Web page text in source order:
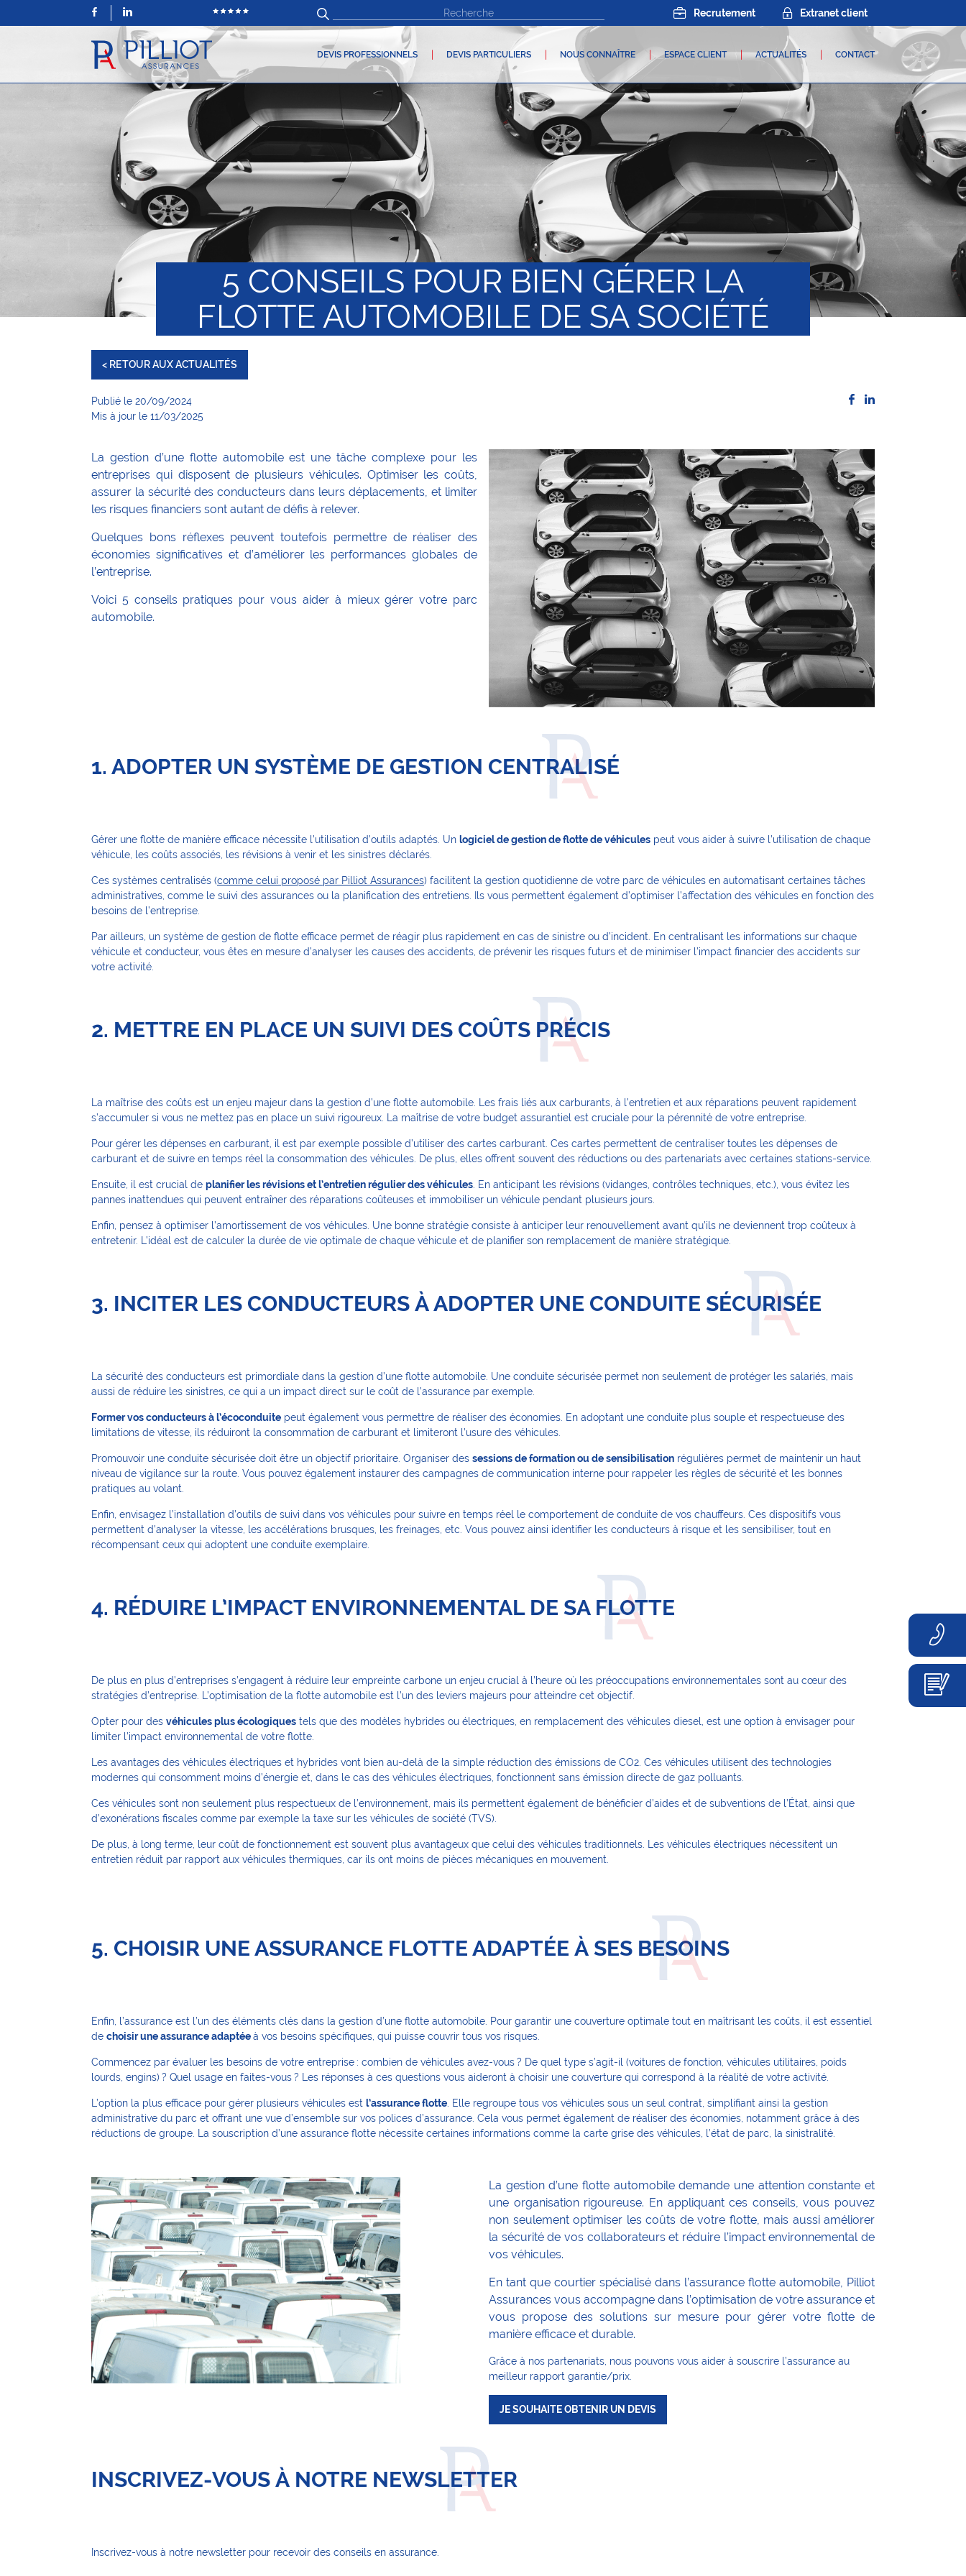
FacebookLinkedIn Recrutement Extranet client
DEVIS PROFESSIONNELS DEVIS PARTICULIERS NOUS CONNAÎTRE ESPACE CLIENT ACTUALITÉS CONTACT
5 CONSEILS POUR BIEN GÉRER LA
FLOTTE AUTOMOBILE DE SA SOCIÉTÉ
< RETOUR AUX ACTUALITÉS
Publié le 20/09/2024
Mis à jour le 11/03/2025
La gestion d’une flotte automobile est une tâche complexe pour les
entreprises qui disposent de plusieurs véhicules. Optimiser les coûts,
assurer la sécurité des conducteurs dans leurs déplacements, et limiter
les risques financiers sont autant de défis à relever.
Quelques bons réflexes peuvent toutefois permettre de réaliser des
économies significatives et d’améliorer les performances globales de
l’entreprise.
Voici 5 conseils pratiques pour vous aider à mieux gérer votre parc
automobile.
1. ADOPTER UN SYSTÈME DE GESTION CENTRALISÉ
Gérer une flotte de manière efficace nécessite l’utilisation d’outils adaptés. Un logiciel de gestion de flotte de véhicules peut vous aider à suivre l’utilisation de chaque
véhicule, les coûts associés, les révisions à venir et les sinistres déclarés.
Ces systèmes centralisés (comme celui proposé par Pilliot Assurances) facilitent la gestion quotidienne de votre parc de véhicules en automatisant certaines tâches
administratives, comme le suivi des assurances ou la planification des entretiens. Ils vous permettent également d’optimiser l’affectation des véhicules en fonction des
besoins de l’entreprise.
Par ailleurs, un système de gestion de flotte efficace permet de réagir plus rapidement en cas de sinistre ou d’incident. En centralisant les informations sur chaque
véhicule et conducteur, vous êtes en mesure d’analyser les causes des accidents, de prévenir les risques futurs et de minimiser l’impact financier des accidents sur
votre activité.
2. METTRE EN PLACE UN SUIVI DES COÛTS PRÉCIS
La maîtrise des coûts est un enjeu majeur dans la gestion d’une flotte automobile. Les frais liés aux carburants, à l’entretien et aux réparations peuvent rapidement
s’accumuler si vous ne mettez pas en place un suivi rigoureux. La maîtrise de votre budget assurantiel est cruciale pour la pérennité de votre entreprise.
Pour gérer les dépenses en carburant, il est par exemple possible d’utiliser des cartes carburant. Ces cartes permettent de centraliser toutes les dépenses de
carburant et de suivre en temps réel la consommation des véhicules. De plus, elles offrent souvent des réductions ou des partenariats avec certaines stations-service.
Ensuite, il est crucial de planifier les révisions et l’entretien régulier des véhicules . En anticipant les révisions (vidanges, contrôles techniques, etc.), vous évitez les
pannes inattendues qui peuvent entraîner des réparations coûteuses et immobiliser un véhicule pendant plusieurs jours.
Enfin, pensez à optimiser l’amortissement de vos véhicules. Une bonne stratégie consiste à anticiper leur renouvellement avant qu’ils ne deviennent trop coûteux à
entretenir. L’idéal est de calculer la durée de vie optimale de chaque véhicule et de planifier son remplacement de manière stratégique.
3. INCITER LES CONDUCTEURS À ADOPTER UNE CONDUITE SÉCURISÉE
La sécurité des conducteurs est primordiale dans la gestion d’une flotte automobile. Une conduite sécurisée permet non seulement de protéger les salariés, mais
aussi de réduire les sinistres, ce qui a un impact direct sur le coût de l’assurance par exemple.
Former vos conducteurs à l’écoconduite peut également vous permettre de réaliser des économies. En adoptant une conduite plus souple et respectueuse des
limitations de vitesse, ils réduiront la consommation de carburant et limiteront l’usure des véhicules.
Promouvoir une conduite sécurisée doit être un objectif prioritaire. Organiser des sessions de formation ou de sensibilisation régulières permet de maintenir un haut
niveau de vigilance sur la route. Vous pouvez également instaurer des campagnes de communication interne pour rappeler les règles de sécurité et les bonnes
pratiques au volant.
Enfin, envisagez l’installation d’outils de suivi dans vos véhicules pour suivre en temps réel le comportement de conduite de vos chauffeurs. Ces dispositifs vous
permettent d’analyser la vitesse, les accélérations brusques, les freinages, etc. Vous pouvez ainsi identifier les conducteurs à risque et les sensibiliser, tout en
récompensant ceux qui adoptent une conduite exemplaire.
4. RÉDUIRE L’IMPACT ENVIRONNEMENTAL DE SA FLOTTE
De plus en plus d’entreprises s’engagent à réduire leur empreinte carbone un enjeu crucial à l’heure où les préoccupations environnementales sont au cœur des
stratégies d’entreprise. L’optimisation de la flotte automobile est l’un des leviers majeurs pour atteindre cet objectif.
Opter pour des véhicules plus écologiques tels que des modèles hybrides ou électriques, en remplacement des véhicules diesel, est une option à envisager pour
limiter l’impact environnemental de votre flotte.
Les avantages des véhicules électriques et hybrides vont bien au-delà de la simple réduction des émissions de CO2. Ces véhicules utilisent des technologies
modernes qui consomment moins d’énergie et, dans le cas des véhicules électriques, fonctionnent sans émission directe de gaz polluants.
Ces véhicules sont non seulement plus respectueux de l’environnement, mais ils permettent également de bénéficier d’aides et de subventions de l’État, ainsi que
d’exonérations fiscales comme par exemple la taxe sur les véhicules de société (TVS).
De plus, à long terme, leur coût de fonctionnement est souvent plus avantageux que celui des véhicules traditionnels. Les véhicules électriques nécessitent un
entretien réduit par rapport aux véhicules thermiques, car ils ont moins de pièces mécaniques en mouvement.
5. CHOISIR UNE ASSURANCE FLOTTE ADAPTÉE À SES BESOINS
Enfin, l’assurance est l’un des éléments clés dans la gestion d’une flotte automobile. Pour garantir une couverture optimale tout en maîtrisant les coûts, il est essentiel
de choisir une assurance adaptéeà vos besoins spécifiques, qui puisse couvrir tous vos risques.
Commencez par évaluer les besoins de votre entreprise : combien de véhicules avez-vous ? De quel type s’agit-il (voitures de fonction, véhicules utilitaires, poids
lourds, engins) ? Quel usage en faites-vous ? Les réponses à ces questions vous aideront à choisir une couverture qui correspond à la réalité de votre activité.
L’option la plus efficace pour gérer plusieurs véhicules est l’assurance flotte . Elle regroupe tous vos véhicules sous un seul contrat, simplifiant ainsi la gestion
administrative du parc et offrant une vue d’ensemble sur vos polices d’assurance. Cela vous permet également de réaliser des économies, notamment grâce à des
réductions de groupe. La souscription d’une assurance flotte nécessite certaines informations comme la carte grise des véhicules, l’état de parc, la sinistralité.
La gestion d’une flotte automobile demande une attention constante et
une organisation rigoureuse. En appliquant ces conseils, vous pouvez
non seulement optimiser les coûts de votre flotte, mais aussi améliorer
la sécurité de vos collaborateurs et réduire l’impact environnemental de
vos véhicules.
En tant que courtier spécialisé dans l’assurance flotte automobile, Pilliot
Assurances vous accompagne dans l’optimisation de votre assurance et
vous propose des solutions sur mesure pour gérer votre flotte de
manière efficace et durable.
Grâce à nos partenariats, nous pouvons vous aider à souscrire l’assurance au
meilleur rapport garantie/prix.
JE SOUHAITE OBTENIR UN DEVIS
INSCRIVEZ-VOUS À NOTRE NEWSLETTER
Inscrivez-vous à notre newsletter pour recevoir des conseils en assurance.